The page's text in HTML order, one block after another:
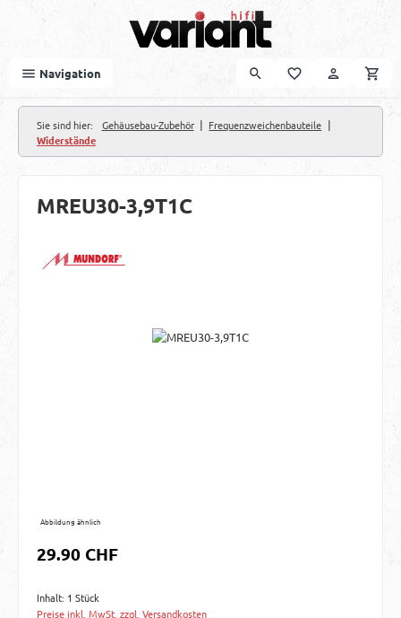
Navigation
Sie sind hier: Gehäusebau-Zubehör | Frequenzweichenbauteile |
Widerstände
MREU30-3,9T1C
Bildergalerie überspringen
Abbildung ähnlich
Regulärer Preis:
29.90 CHF
Inhalt: 1 Stück
Preise inkl. MwSt. zzgl. Versandkosten